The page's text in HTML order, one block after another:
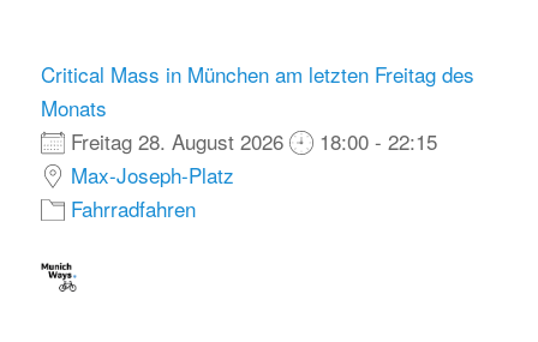
Critical Mass in München am letzten Freitag des
Monats
Freitag 28. August 2026
18:00 - 22:15
Max-Joseph-Platz
Fahrradfahren